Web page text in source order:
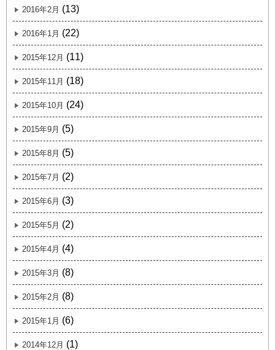
2016年2月 (13)
2016年1月 (22)
2015年12月 (11)
2015年11月 (18)
2015年10月 (24)
2015年9月 (5)
2015年8月 (5)
2015年7月 (2)
2015年6月 (3)
2015年5月 (2)
2015年4月 (4)
2015年3月 (8)
2015年2月 (8)
2015年1月 (6)
2014年12月 (1)